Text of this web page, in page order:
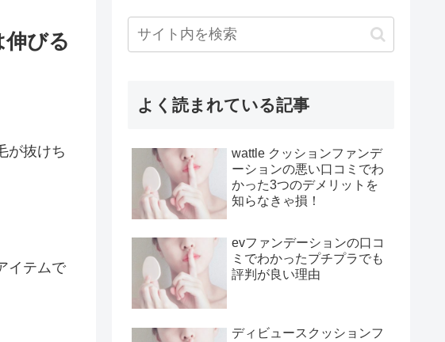
びる
が抜けち
イテムで
よく読まれている記事
wattle クッションファンデ
ーションの悪い口コミでわ
かった3つのデメリットを
知らなきゃ損！
evファンデーションの口コ
ミでわかったプチプラでも
評判が良い理由
ディビュースクッションフ